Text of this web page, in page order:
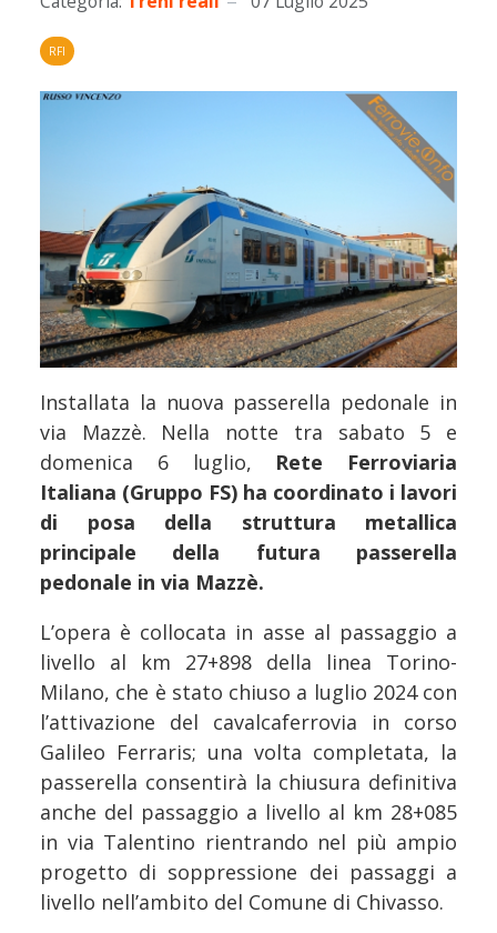
RFI
Installata la nuova passerella pedonale in
via Mazzè. Nella notte tra sabato 5 e
domenica 6 luglio, Rete Ferroviaria
Italiana (Gruppo FS) ha coordinato i lavori
di posa della struttura metallica
principale della futura passerella
pedonale in via Mazzè.
L’opera è collocata in asse al passaggio a
livello al km 27+898 della linea Torino-
Milano, che è stato chiuso a luglio 2024 con
l’attivazione del cavalcaferrovia in corso
Galileo Ferraris; una volta completata, la
passerella consentirà la chiusura definitiva
anche del passaggio a livello al km 28+085
in via Talentino rientrando nel più ampio
progetto di soppressione dei passaggi a
livello nell’ambito del Comune di Chivasso.